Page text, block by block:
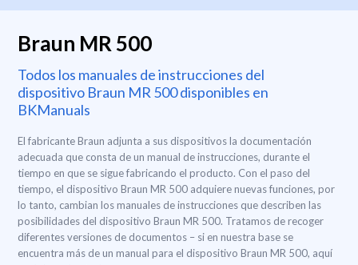
Braun MR 500
Todos los manuales de instrucciones del
dispositivo Braun MR 500 disponibles en
BKManuals
El fabricante Braun adjunta a sus dispositivos la documentación
adecuada que consta de un manual de instrucciones, durante el
tiempo en que se sigue fabricando el producto. Con el paso del
tiempo, el dispositivo Braun MR 500 adquiere nuevas funciones, por
lo tanto, cambian los manuales de instrucciones que describen las
posibilidades del dispositivo Braun MR 500. Tratamos de recoger
diferentes versiones de documentos – si en nuestra base se
encuentra más de un manual para el dispositivo Braun MR 500, aquí